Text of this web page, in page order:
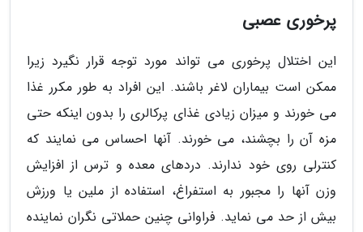
پرخوری عصبی
این اختلال پرخوری می تواند مورد توجه قرار نگیرد زیرا
ممکن است بیماران لاغر باشند. این افراد به طور مکرر غذا
می خورند و میزان زیادی غذای پرکالری را بدون اینکه حتی
مزه آن را بچشند، می خورند. آنها احساس می نمایند که
کنترلی روی خود ندارند. دردهای معده و ترس از افزایش
وزن آنها را مجبور به استفراغ، استفاده از ملین یا ورزش
بیش از حد می نماید. فراوانی چنین حملاتی نگران نماینده